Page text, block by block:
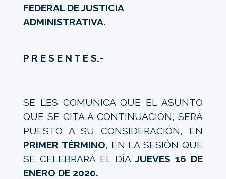
FEDERAL DE JUSTICIA
ADMINISTRATIVA.
P R E S E N T E S.-
SE LES COMUNICA QUE EL ASUNTO
QUE SE CITA A CONTINUACIÓN, SERÁ
PUESTO A SU CONSIDERACIÓN, EN
PRIMER TÉRMINO, EN LA SESIÓN QUE
SE CELEBRARÁ EL DÍAJUEVES 16 DE
ENERO DE 2020.